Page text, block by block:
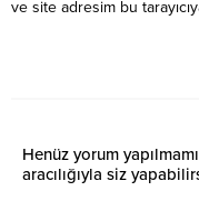
ve site adresim bu
Henüz yorum
aracılığıyla siz